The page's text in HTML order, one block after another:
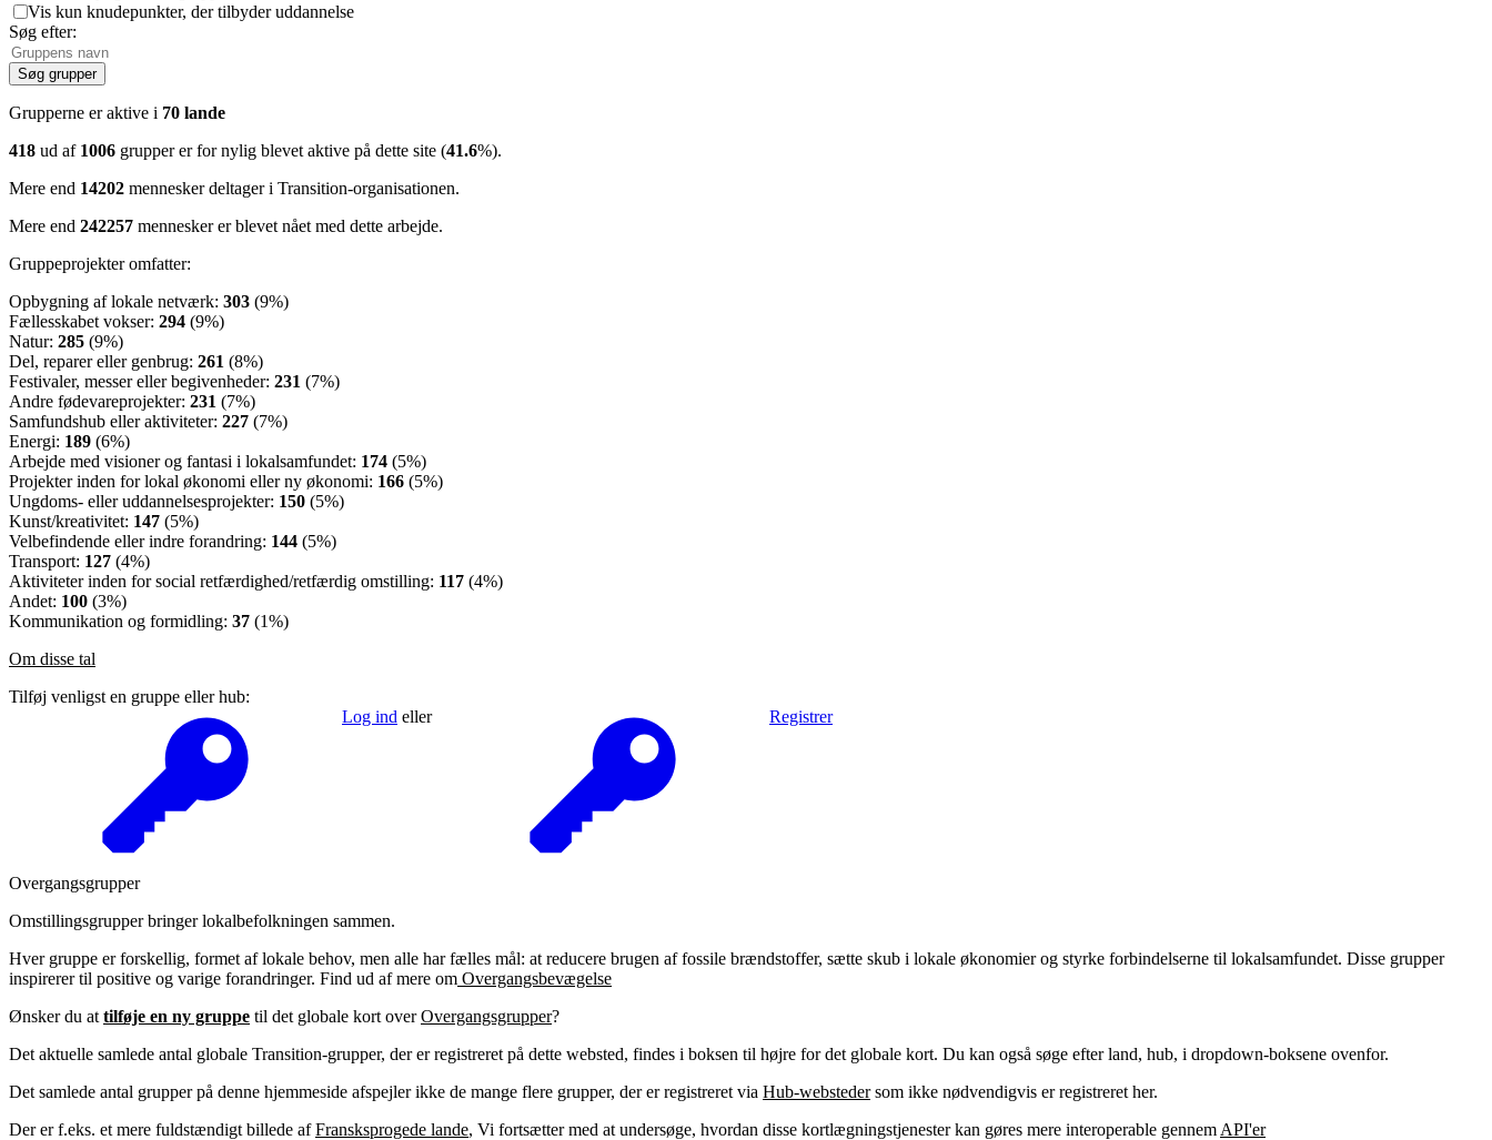
Vis kun knudepunkter, der tilbyder uddannelse
Søg efter:
Grupperne er aktive i 70 lande
418 ud af 1006 grupper er for nylig blevet aktive på dette site (41.6%).
Mere end 14202 mennesker deltager i Transition-organisationen.
Mere end 242257 mennesker er blevet nået med dette arbejde.
Gruppeprojekter omfatter:
Opbygning af lokale netværk: 303 (9%)
Fællesskabet vokser: 294 (9%)
Natur: 285 (9%)
Del, reparer eller genbrug: 261 (8%)
Festivaler, messer eller begivenheder: 231 (7%)
Andre fødevareprojekter: 231 (7%)
Samfundshub eller aktiviteter: 227 (7%)
Energi: 189 (6%)
Arbejde med visioner og fantasi i lokalsamfundet: 174 (5%)
Projekter inden for lokal økonomi eller ny økonomi: 166 (5%)
Ungdoms- eller uddannelsesprojekter: 150 (5%)
Kunst/kreativitet: 147 (5%)
Velbefindende eller indre forandring: 144 (5%)
Transport: 127 (4%)
Aktiviteter inden for social retfærdighed/retfærdig omstilling: 117 (4%)
Andet: 100 (3%)
Kommunikation og formidling: 37 (1%)
Om disse tal
Tilføj venligst en gruppe eller hub:
Log ind eller Registrer
Overgangsgrupper
Omstillingsgrupper bringer lokalbefolkningen sammen.
Hver gruppe er forskellig, formet af lokale behov, men alle har fælles mål: at reducere brugen af fossile brændstoffer, sætte skub i lokale økonomier og styrke forbindelserne til lokalsamfundet. Disse grupper
inspirerer til positive og varige forandringer. Find ud af mere om Overgangsbevægelse
Ønsker du at tilføje en ny gruppe til det globale kort overOvergangsgrupper?
Det aktuelle samlede antal globale Transition-grupper, der er registreret på dette websted, findes i boksen til højre for det globale kort. Du kan også søge efter land, hub, i dropdown-boksene ovenfor.
Det samlede antal grupper på denne hjemmeside afspejler ikke de mange flere grupper, der er registreret via Hub-webstedersom ikke nødvendigvis er registreret her.
Der er f.eks. et mere fuldstændigt billede afFransksprogede lande, Vi fortsætter med at undersøge, hvordan disse kortlægningstjenester kan gøres mere interoperable gennem API'er